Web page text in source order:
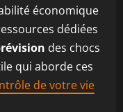
économique
dédiées
des chocs
qui aborde ces
de votre vie